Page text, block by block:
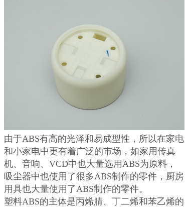
由于ABS有高的光泽和易成型性，所以在家电
和小家电中更有着广泛的市场，如家用传真
机、音响、VCD中也大量选用ABS为原料，
吸尘器中也使用了很多ABS制作的零件，厨房
用具也大量使用了ABS制作的零件。
塑料ABS的主体是丙烯腈、丁二烯和苯乙烯的